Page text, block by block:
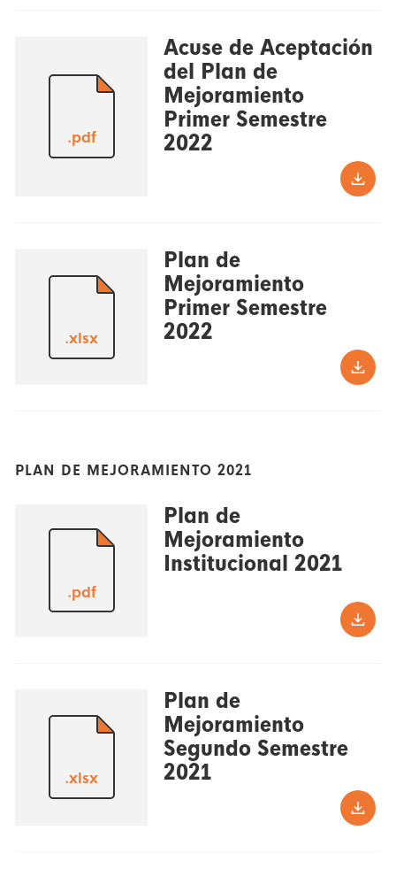
.pdf
Acuse de Aceptación
del Plan de
Mejoramiento
Primer Semestre
2022
.xlsx
Plan de
Mejoramiento
Primer Semestre
2022
PLAN DE MEJORAMIENTO 2021
.pdf
Plan de
Mejoramiento
Institucional 2021
.xlsx
Plan de
Mejoramiento
Segundo Semestre
2021